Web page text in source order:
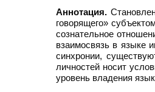
Аннотация.
говорящего»
сознательное
взаимосвязь в языке
синхронии,
личностей носит
уровень владения